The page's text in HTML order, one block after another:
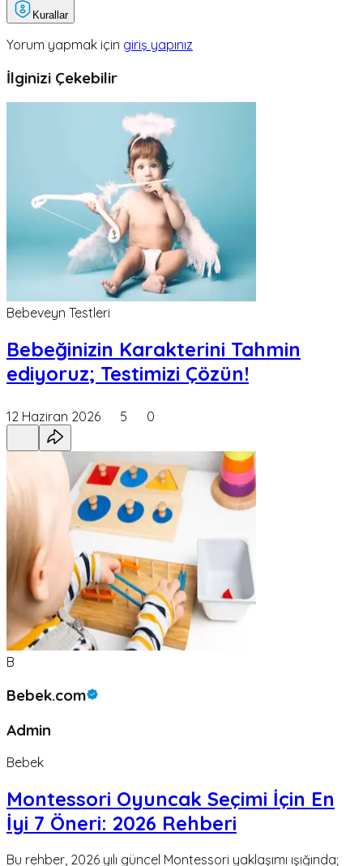
Kurallar
Yorum yapmak için giriş yapınız
İlginizi Çekebilir
Bebeveyn Testleri
Bebeğinizin Karakterini Tahmin
ediyoruz; Testimizi Çözün!
12 Haziran 2026 5 0
B
Bebek.com
Admin
Bebek
Montessori Oyuncak Seçimi İçin En
İyi 7 Öneri: 2026 Rehberi
Bu rehber, 2026 yılı güncel Montessori yaklaşımı ışığında;